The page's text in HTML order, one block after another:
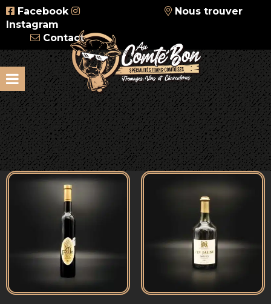
Facebook
Instagram
Nous trouver
Contact